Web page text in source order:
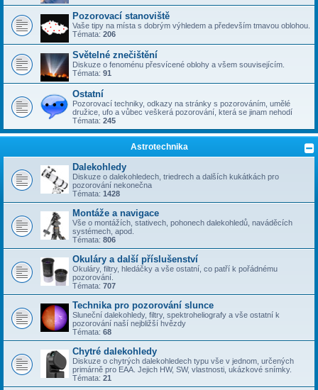
Pozorovací stanoviště
Vaše tipy na místa s dobrým výhledem a především tmavou oblohou.
Témata: 206
Světelné znečištění
Diskuze o fenoménu přesvícené oblohy a všem souvisejícím.
Témata: 91
Ostatní
Pozorovací techniky, odkazy na stránky s pozorováním, umělé
družice, ufo a vůbec veškerá pozorování, která se jinam nehodí
Témata: 245
Astrotechnika
Dalekohledy
Diskuze o dalekohledech, triedrech a dalších kukátkách pro
pozorování nekonečna
Témata: 1428
Montáže a navigace
Vše o montážích, stativech, pohonech dalekohledů, naváděcích
systémech, apod.
Témata: 806
Okuláry a další příslušenství
Okuláry, filtry, hledáčky a vše ostatní, co patří k pořádnému
pozorování.
Témata: 707
Technika pro pozorování slunce
Sluneční dalekohledy, filtry, spektroheliografy a vše ostatní k
pozorování naší nejbližší hvězdy
Témata: 68
Chytré dalekohledy
Diskuze o chytrých dalekohledech typu vše v jednom, určených
primárně pro EAA. Jejich HW, SW, vlastnosti, ukázkové snímky.
Témata: 21